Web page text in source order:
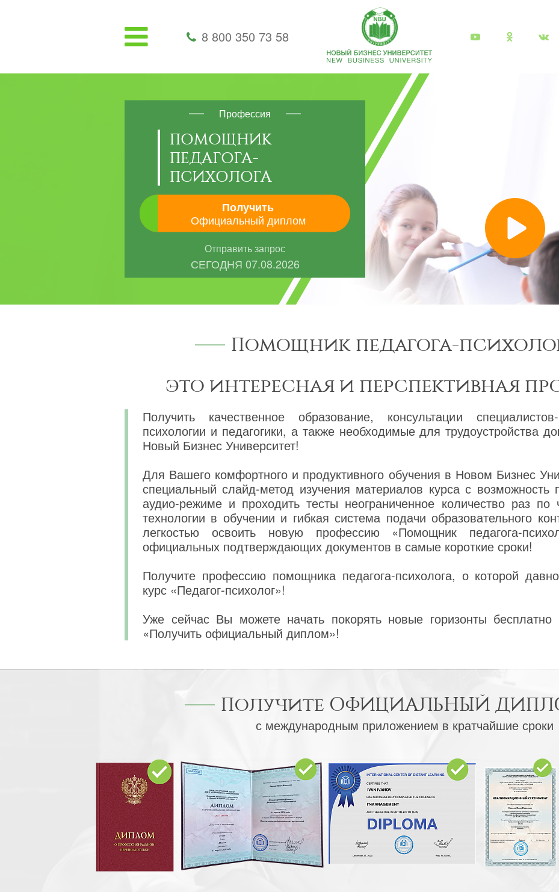
8 800 350 73 58
Профессия
ПОМОЩНИК
ПЕДАГОГА-
ПСИХОЛОГА
Получить
Официальный диплом
Отправить запрос
СЕГОДНЯ 07.08.2026
Помощник педагога-
это интересная и перспективная
Получить качественное образование, консультации
психологии и педагогики, а также необходимые для трудоустройства
Новый Бизнес Университет!
Для Вашего комфортного и продуктивного обучения в Новом Бизнес
специальный слайд-метод изучения материалов курса с возможность
аудио-режиме и проходить тесты неограниченное количество раз
технологии в обучении и гибкая система подачи образовательного
легкостью освоить новую профессию «Помощник педагога-
официальных подтверждающих документов в самые короткие сроки!
Получите профессию помощника педагога-психолога, о которой
курс «Педагог-психолог»!
Уже сейчас Вы можете начать покорять новые горизонты
«Получить официальный диплом»!
Получите ОФИЦИАЛЬНЫЙ
с международным приложением в кратчайшие сроки